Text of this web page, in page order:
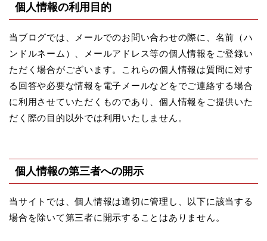
個人情報の利用目的
当ブログでは、メールでのお問い合わせの際に、名前（ハ
ンドルネーム）、メールアドレス等の個人情報をご登録い
ただく場合がございます。これらの個人情報は質問に対す
る回答や必要な情報を電子メールなどをでご連絡する場合
に利用させていただくものであり、個人情報をご提供いた
だく際の目的以外では利用いたしません。
個人情報の第三者への開示
当サイトでは、個人情報は適切に管理し、以下に該当する
場合を除いて第三者に開示することはありません。